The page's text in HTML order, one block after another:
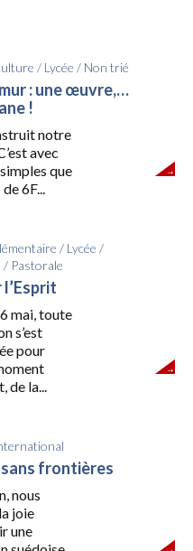
/ Lycée / Non trié
: une œuvre,…
!
notre
avec
que
6F...
/ Lycée /
/ Pastorale
l’Esprit
mai, toute
s’est
pour
de la...
frontières
nous
joie
une